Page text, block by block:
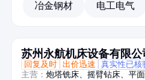
冶金钢材 电工电气
苏州永航机床设备有限公
回复及时 出价迅速 真实性已核
主营： 炮塔铣床、摇臂钻床、平